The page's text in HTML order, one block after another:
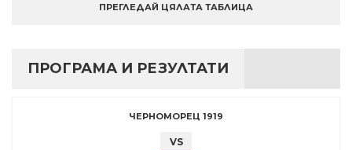
ПРЕГЛЕДАЙ ЦЯЛАТА ТАБЛИЦА
ПРОГРАМА И РЕЗУЛТАТИ
ЧЕРНОМОРЕЦ 1919
VS